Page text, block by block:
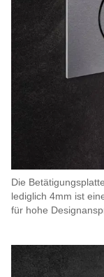
Die
lediglich 4mm ist
für hohe